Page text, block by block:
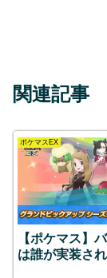
関連記事
ポケマスEX
【ポケマス】
は誰が実装さ